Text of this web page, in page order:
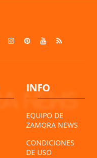
INFO
EQUIPO DE
ZAMORA NEWS
CONDICIONES
DE USO